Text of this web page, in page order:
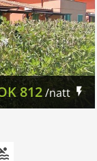
812/natt